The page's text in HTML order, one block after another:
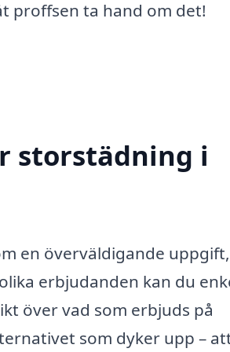
proffsen ta hand om det!
storstädning i
en överväldigande
erbjudanden kan du
över vad som erbjuds på
som dyker upp –